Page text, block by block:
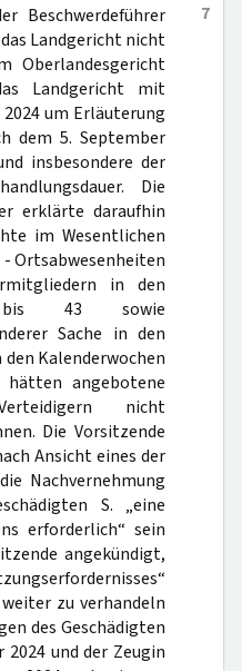
7
Beschwerdeführer
Landgericht nicht
Oberlandesgericht
Landgericht mit
um Erläuterung
dem 5. September
insbesondere der
Die
erklärte daraufhin
im Wesentlichen
Ortsabwesenheiten
in den
bis 43 sowie
Sache in den
den Kalenderwochen
angebotene
nicht
Die Vorsitzende
Ansicht eines der
Nachvernehmung
S. „eine
erforderlich“ sein
angekündigt,
zu verhandeln
des Geschädigten
und der Zeugin